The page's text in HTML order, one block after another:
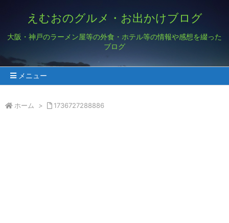
えむおのグルメ・お出かけブログ
大阪・神戸のラーメン屋等の外食・ホテル等の情報や感想を綴った
ブログ
メニュー
ホーム > 1736727288886